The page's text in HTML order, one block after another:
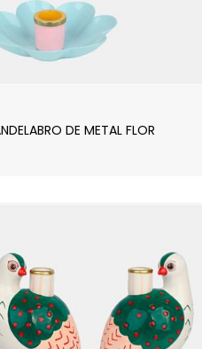
DE METAL FLOR